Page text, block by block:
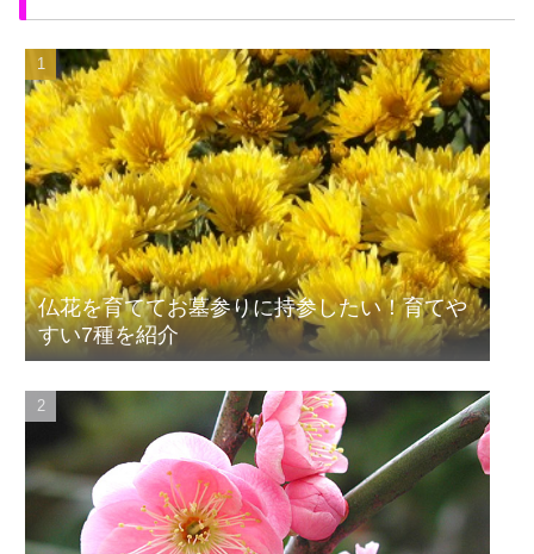
仏花を育ててお墓参りに持参したい！育てや
すい7種を紹介